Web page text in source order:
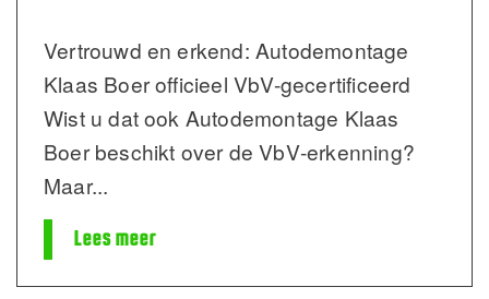
Vertrouwd en erkend: Autodemontage
Klaas Boer officieel VbV-gecertificeerd
Wist u dat ook Autodemontage Klaas
Boer beschikt over de VbV‑erkenning?
Maar...
Lees meer